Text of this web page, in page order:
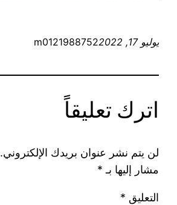
يوليو 17, 2022 m0121988752
اترك تعليقاً
لن يتم نشر عنوان بريدك الإلكتروني.
مشار إليها بـ *
التعليق *